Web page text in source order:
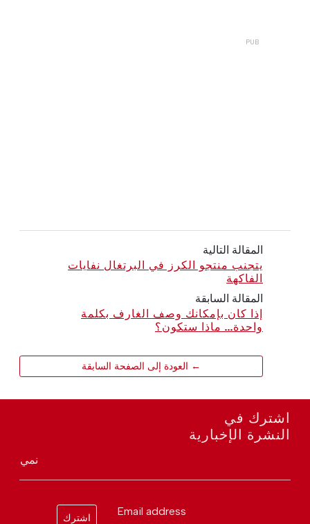
المقالة التالية
يتجنب منتجو الكرز في البرتغال نفايات
الفاكهة
المقالة السابقة
إذا كان بإمكانك وصف الغارف بكلمة
واحدة... ماذا ستكون؟
← العودة إلى الصفحة السابقة
اشترك في
النشرة الإخبارية
نمي
Email address
اشترك